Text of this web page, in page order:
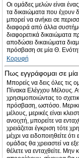
Οι ομάδες μελών είναι
τα δικαιώματα που έχουν
μπορεί να ανήκει σε
διαφορά από άλλα
διαφορετικά δικαιώματα
αποδώσει δικαιώματα
πρόσβαση σε μία Θ.
Κορυφή
Πως εγγράφομαι σε
Μπορείς να δεις όλες τις
Πίνακα Ελέγχου Μέλους.
χρησιμοποιώντας το
πρόσβαση, ωστόσο.
μέλους, μερικές είναι
ανοιχτή, μπορείτε να
χρειάζεται έγκριση τότε
μέχρι να ειδοποιηθείτε
ομάδας θα χρειαστεί να
θέλετε να ενταχθείτε. Μην